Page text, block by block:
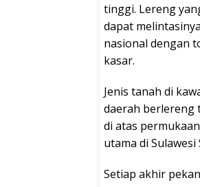
tinggi. Lereng
dapat
nasional dengan
kasar.
Jenis tanah di
daerah berlereng
di atas
utama di Sulawesi
Setiap akhir